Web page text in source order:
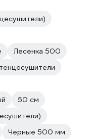
Лесенка 500
50 см
Черные 500 мм